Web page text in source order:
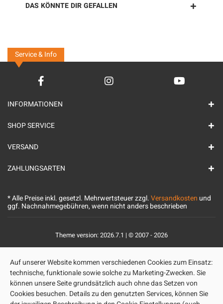
DAS KÖNNTE DIR GEFALLEN
Service & Info
INFORMATIONEN
SHOP SERVICE
VERSAND
ZAHLUNGSARTEN
* Alle Preise inkl. gesetzl. Mehrwertsteuer zzgl.Versandkosten und
ggf. Nachnahmegebühren, wenn nicht anders beschrieben
Theme version: 2026.7.1 | © 2007 - 2026
Auf unserer Website kommen verschiedenen Cookies zum Einsatz:
technische, funktionale sowie solche zu Marketing-Zwecken. Sie
können unsere Seite grundsätzlich auch ohne das Setzen von
Cookies besuchen. Details zu den genutzten Services, können Sie